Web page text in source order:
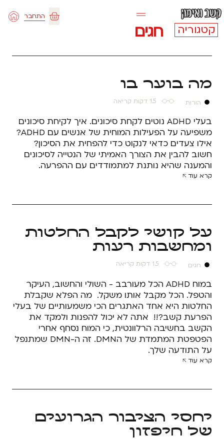
דילוג
לתוכן
עגלת
התחבר
קטגוריה חגים
מה בוער בו
הורות 1.5 דקות קריאה
בעלי ADHD נוטים לקחת סיכונים. איך לקיחת סיכונים
משפיעה על הפעילות המוחית של אנשים עם ADHD?
אילו צעדים כדאי לנקוט כדי להפחית את הסיכון?
חשוב להבין את הצורך האמיתי של הנטייה לסיכונים
והמענה שהיא נותנת למתמודדים עם ההפרעה.
קרא עוד
על קושי לקבל החלטות
ומחשבות רעות
חגים 1.5 דקות קריאה
במוח ADHD הכל מעורבב - השולי והחשוב, העיקר
והטפל. הכל מקבל אותו משקל. מה הפלא שקבלת
החלטות היא אחד האתגרים הכי משמעותיים של בעלי
הפרעת קשב?!! אתה לא יכול להפנות ולמקד את
הקשב בחשיבה הרלוונטית, כי המוח נסחף אחרי
הפטפטת המתמדת של הDMN. זה ה-DMN שמתנפל
על התודעה שלך.
קרא עוד
יחסי הציבור הגרועים
של חיפזון